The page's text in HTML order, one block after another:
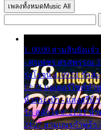
เพลงทั้งหมด Music All
1. 00:00 สามสิบยังแจ๋
- ศรเพชร ศรสุพรรณ
รุ่งโรจน์ 4. 09:51 รัก
12:23 มอเตอร์ไซค์ทำ
หิ้วกระเป๋า - แสงสุรีย์
รัก สลักใจ 8. 21:21 น้
24:27 สามเณรกำพร้า